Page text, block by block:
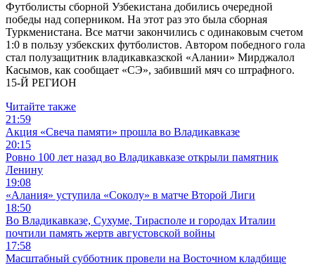
Футболисты сборной Узбекистана добились очередной
победы над соперником. На этот раз это была сборная
Туркменистана. Все матчи закончились с одинаковым счетом
1:0 в пользу узбекских футболистов. Автором победного гола
стал полузащитник владикавказской «Алании» Мирджалол
Касымов, как сообщает «СЭ», забивший мяч со штрафного.
15-Й РЕГИОН
Читайте также
21:59
Акция «Свеча памяти» прошла во Владикавказе
20:15
Ровно 100 лет назад во Владикавказе открыли памятник
Ленину
19:08
«Алания» уступила «Соколу» в матче Второй Лиги
18:50
Во Владикавказе, Сухуме, Тирасполе и городах Италии
почтили память жертв августовской войны
17:58
Масштабный субботник провели на Восточном кладбище